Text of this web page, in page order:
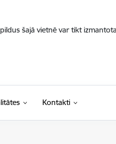
šajā vietnē var tikt
Kontakti